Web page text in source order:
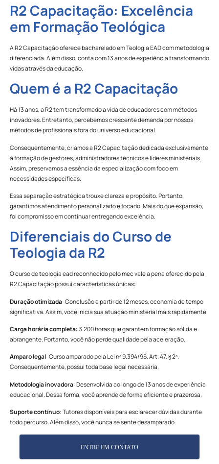
R2 Capacitação: Excelência
em Formação Teológica
A R2 Capacitação oferece bacharelado em Teologia EAD com metodologia
diferenciada. Além disso, conta com 13 anos de experiência transformando
vidas através da educação.
Quem é a R2 Capacitação
Há 13 anos, a R2 tem transformado a vida de educadores com métodos
inovadores. Entretanto, percebemos crescente demanda por nossos
métodos de profissionais fora do universo educacional.
Consequentemente, criamos a R2 Capacitação dedicada exclusivamente
à formação de gestores, administradores técnicos e líderes ministeriais.
Assim, preservamos a essência da especialização com foco em
necessidades específicas.
Essa separação estratégica trouxe clareza e propósito. Portanto,
garantimos atendimento personalizado e focado. Mais do que expansão,
foi compromisso em continuar entregando excelência.
Diferenciais do Curso de
Teologia da R2
O curso de teologia ead reconhecido pelo mec vale a pena oferecido pela
R2 Capacitação possui características únicas:
Duração otimizada: Conclusão a partir de 12 meses, economia de tempo
significativa. Assim, você inicia sua atuação ministerial mais rapidamente.
Carga horária completa: 3.200 horas que garantem formação sólida e
abrangente. Portanto, você não perde qualidade pela aceleração.
Amparo legal: Curso amparado pela Lei nº 9.394/96, Art. 47, § 2º.
Consequentemente, possui toda base legal necessária.
Metodologia inovadora: Desenvolvida ao longo de 13 anos de experiência
educacional. Dessa forma, você aprende de forma eficiente e prazerosa.
Suporte contínuo: Tutores disponíveis para esclarecer dúvidas durante
todo percurso. Além disso, você nunca se sente desamparado.
ENTRE EM CONTATO